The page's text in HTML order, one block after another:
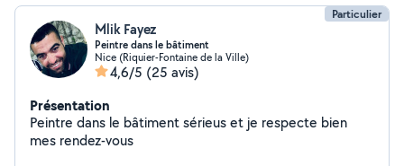
Particulier
Mlik Fayez
Peintre dans le bâtiment
Nice (Riquier-Fontaine de la Ville)
4,6/5 (25 avis)
Présentation
Peintre dans le bâtiment sérieus et je respecte bien
mes rendez-vous